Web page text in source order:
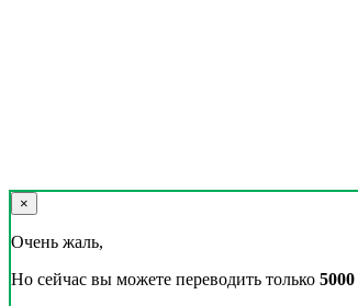
×
Очень жаль,
Но сейчас вы можете переводить только 5000